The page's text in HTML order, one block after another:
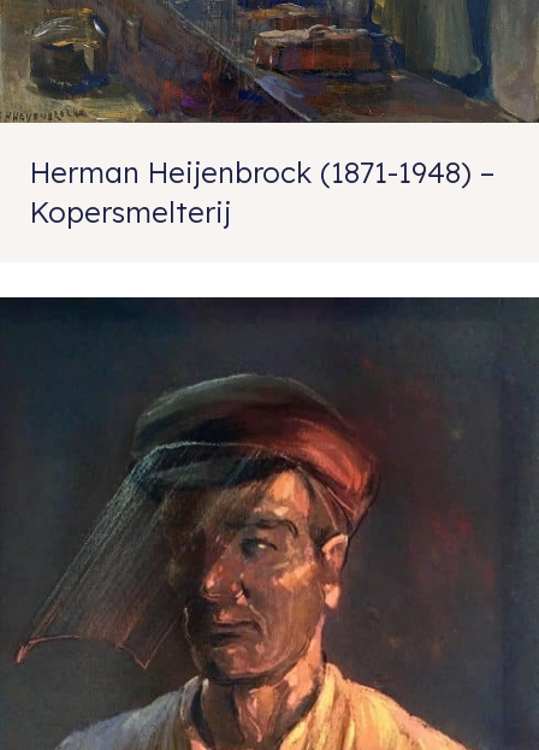
Herman Heijenbrock (1871-1948) –
Kopersmelterij